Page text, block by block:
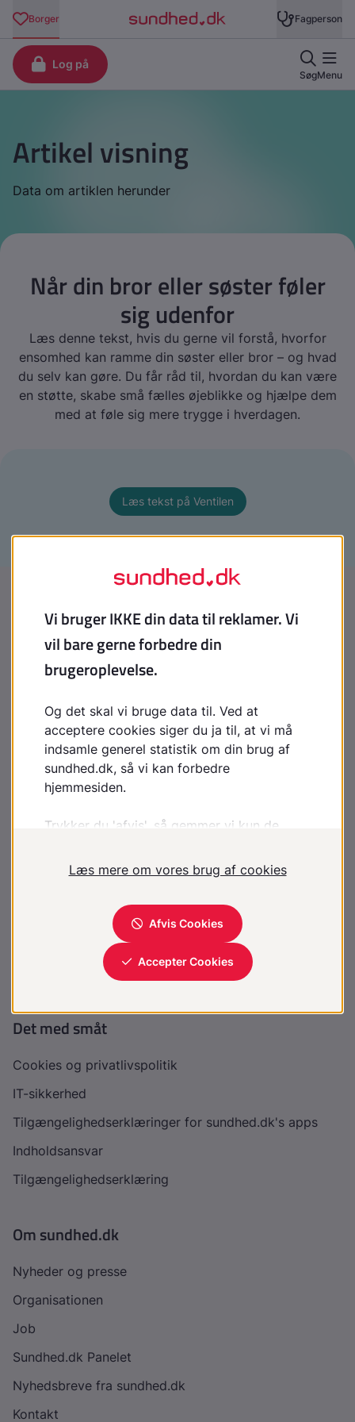
Artikel visning
Data om artiklen herunder
Når din bror eller søster føler
sig udenfor
Læs denne tekst, hvis du gerne vil forstå, hvorfor
ensomhed kan ramme din søster eller bror – og hvad
du selv kan gøre. Du får råd til, hvordan du kan være
en støtte, skabe små fælles øjeblikke og hjælpe dem
med at føle sig mere trygge i hverdagen.
Læs tekst på Ventilen